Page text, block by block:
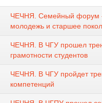
ЧЕЧНЯ. Семейный форум
молодежь и старшее
ЧЕЧНЯ. В ЧГУ прошел
грамотности студентов
ЧЕЧНЯ. В ЧГУ пройдет
компетенций